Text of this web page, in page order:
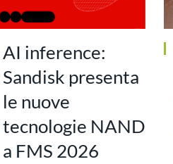
AI inference:
Sandisk presenta
le nuove
tecnologie NAND
a FMS 2026